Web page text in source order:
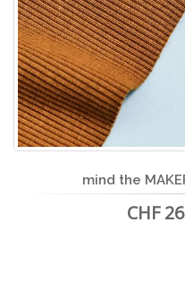
mind the
CHF